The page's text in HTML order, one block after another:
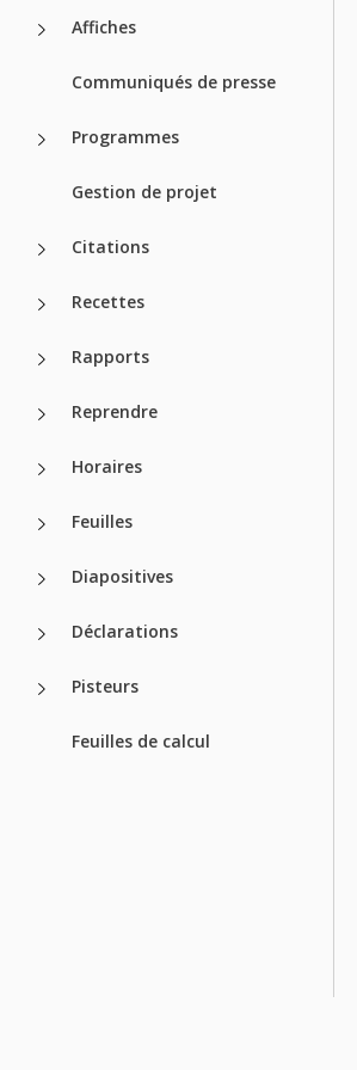
Affiches
Communiqués de presse
Programmes
Gestion de projet
Citations
Recettes
Rapports
Reprendre
Horaires
Feuilles
Diapositives
Déclarations
Pisteurs
Feuilles de calcul